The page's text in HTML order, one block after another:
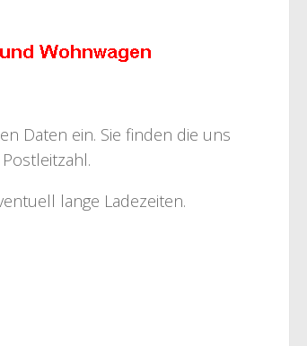
Daten ein. Sie finden die uns
lange Ladezeiten.